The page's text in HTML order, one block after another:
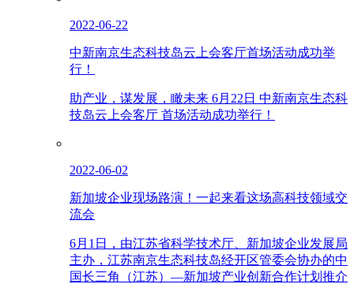
2022-06-22
中新南京生态科技岛云上会客厅首场活动成功举
行！
助产业，谋发展，瞰未来 6月22日 中新南京生态科
技岛云上会客厅 首场活动成功举行！
2022-06-02
新加坡企业现场路演！一起来看这场高科技领域交
流会
6月1日，由江苏省科学技术厅、新加坡企业发展局
主办，江苏南京生态科技岛经开区管委会协办的中
国长三角（江苏）—新加坡产业创新合作计划推介